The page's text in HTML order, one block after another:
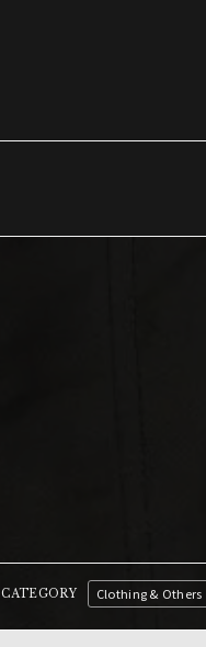
CATEGORY Clothing & Others